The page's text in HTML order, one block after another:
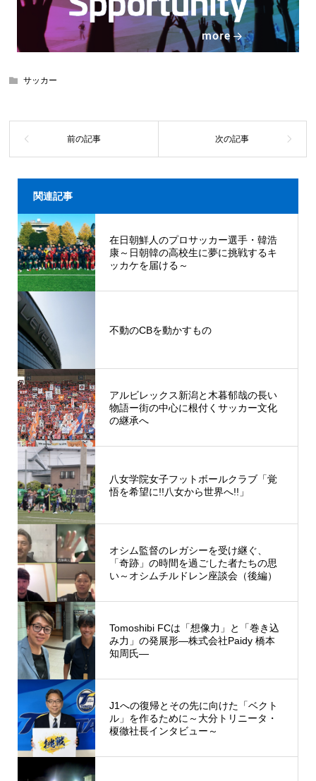
サッカー
関連記事
在日朝鮮人のプロサッカー選手・韓浩
康～日朝韓の高校生に夢に挑戦するキ
ッカケを届ける～
不動のCBを動かすもの
アルビレックス新潟と木暮郁哉の長い
物語ー街の中心に根付くサッカー文化
の継承へ
八女学院女子フットボールクラブ「覚
悟を希望に!!八女から世界へ!!」
オシム監督のレガシーを受け継ぐ、
「奇跡」の時間を過ごした者たちの思
い～オシムチルドレン座談会（後編）
Tomoshibi FCは「想像力」と「巻き込
み力」の発展形―株式会社Paidy 橋本
知周氏―
J1への復帰とその先に向けた「ベクト
ル」を作るために～大分トリニータ・
榎徹社長インタビュー～